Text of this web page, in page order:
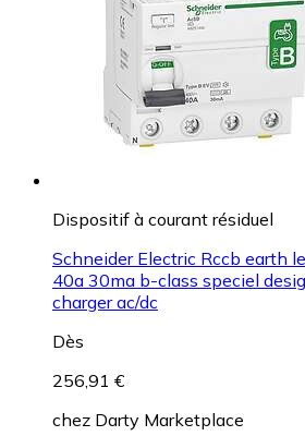
Dispositif à courant résiduel
Schneider Electric Rccb earth
40a 30ma b-class speciel
charger ac/dc
Dès
256,91 €
chez Darty Marketplace